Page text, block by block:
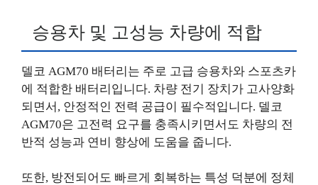
승용차 및 고성능 차량에 적합
델코 AGM70 배터리는 주로 고급 승용차와 스포츠카
에 적합한 배터리입니다. 차량 전기 장치가 고사양화
되면서, 안정적인 전력 공급이 필수적입니다. 델코
AGM70은 고전력 요구를 충족시키면서도 차량의 전
반적 성능과 연비 향상에 도움을 줍니다.
또한, 방전되어도 빠르게 회복하는 특성 덕분에 정체